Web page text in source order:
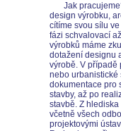
Jak
design výrobku,
cítíme svou sílu
fázi schvalovací
výrobků máme
dotažení designu
výrobě. V
nebo urbanistické
dokumentace pro
stavby, až po
stavbě. Z
včetně všech
projektovými